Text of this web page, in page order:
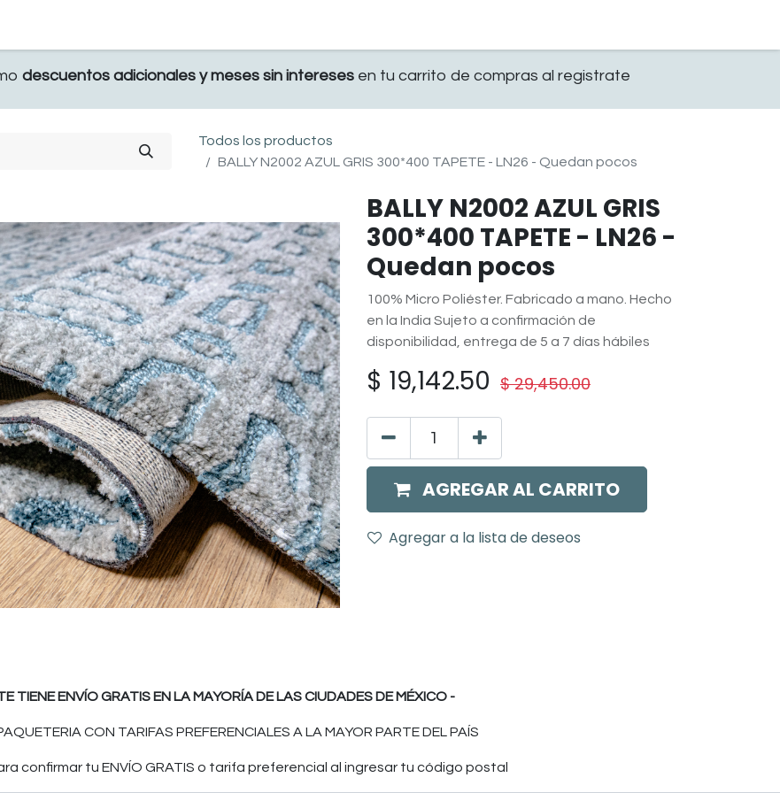
descuentos adicionales y meses sin interesesen tu carrito de compras al registrate
Todos los productos
BALLY N2002 AZUL GRIS 300*400 TAPETE - LN26 - Quedan pocos
BALLY N2002 AZUL GRIS
300*400 TAPETE - LN26 -
Quedan pocos
100% Micro Poliéster. Fabricado a mano. Hecho
en la India Sujeto a confirmación de
disponibilidad, entrega de 5 a 7 días hábiles
$ 19,142.50 $29,450.00
AGREGAR AL CARRITO
Agregar a la lista de deseos
TIENE ENVÍO GRATIS EN LA MAYORÍA DE LAS CIUDADES DE MÉXICO -
CON TARIFAS PREFERENCIALES A LA MAYOR PARTE DEL PAÍS
confirmar tu ENVÍO GRATIS o tarifa preferencial al ingresar tu código postal